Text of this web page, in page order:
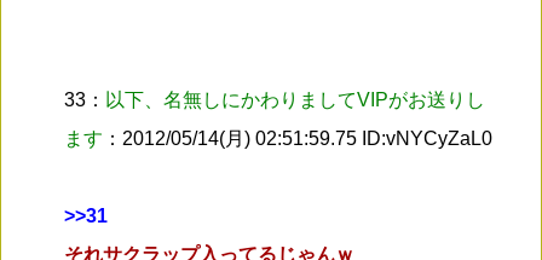
33： 以下、名無しにかわりましてVIPがお送りし
ます ：2012/05/14(月) 02:51:59.75 ID:vNYCyZaL0
>>31
それサクラップ入ってるじゃんｗ